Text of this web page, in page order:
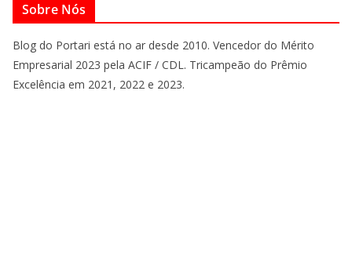
Sobre Nós
Blog do Portari está no ar desde 2010. Vencedor do Mérito
Empresarial 2023 pela ACIF / CDL. Tricampeão do Prêmio
Excelência em 2021, 2022 e 2023.